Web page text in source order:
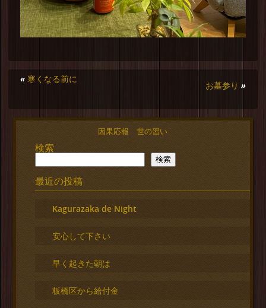
« 寒くなる前に
お墓参り »
因果応報 世の習い
検索
検索
最近の投稿
Kagurazaka de Night
安心して下さい
早く起きた朝は
板橋区から給付金